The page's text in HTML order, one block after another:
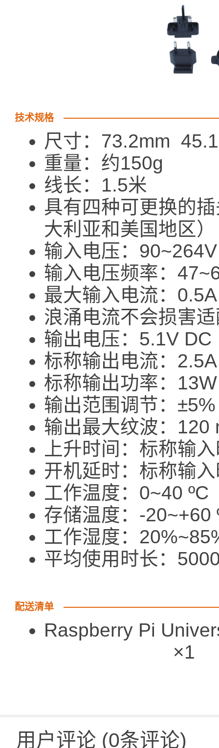
技术规格
尺寸：73.2mm
重量：约150g
线长：1.5米
具有四种可更换的
大利亚和美国地区）
输入电压：
输入电压频率：
最大输入电流：0.5A
浪涌电流不会损害
输出电压：5.1V DC
标称输出电流：2.5A
标称输出功率：13W
输出范围调节：±5%
输出最大纹波：120
上升时间：标称输
开机延时：标称输
工作温度：0~40 ºC
存储温度：-20~+60
工作湿度：
平均使用时长：
配送清单
Raspberry Pi
×1
用户评论 (0条评论)